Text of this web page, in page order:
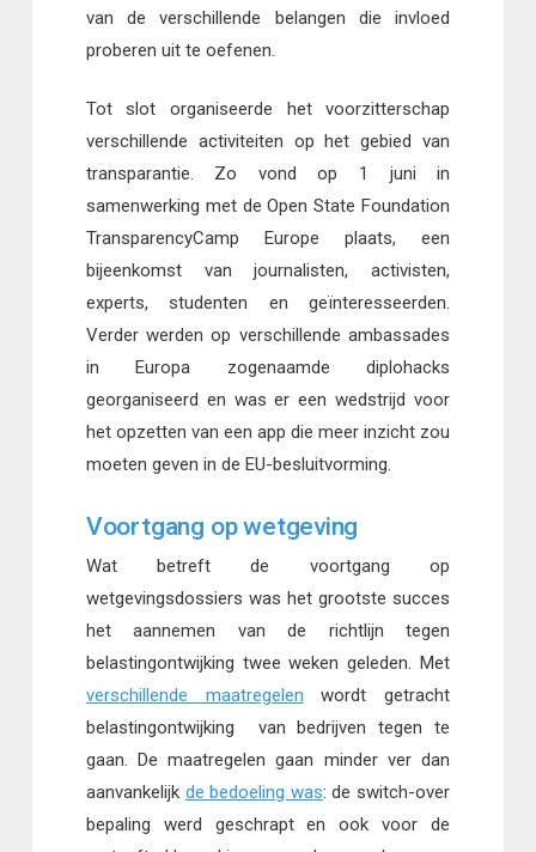
van de verschillende belangen die invloed
proberen uit te oefenen.
Tot slot organiseerde het voorzitterschap
verschillende activiteiten op het gebied van
transparantie. Zo vond op 1 juni in
samenwerking met de Open State Foundation
TransparencyCamp Europe plaats, een
bijeenkomst van journalisten, activisten,
experts, studenten en geïnteresseerden.
Verder werden op verschillende ambassades
in Europa zogenaamde diplohacks
georganiseerd en was er een wedstrijd voor
het opzetten van een app die meer inzicht zou
moeten geven in de EU-besluitvorming.
Voortgang op wetgeving
Wat betreft de voortgang op
wetgevingsdossiers was het grootste succes
het aannemen van de richtlijn tegen
belastingontwijking twee weken geleden. Met
verschillende maatregelen wordt getracht
belastingontwijking van bedrijven tegen te
gaan. De maatregelen gaan minder ver dan
aanvankelijk de bedoeling was: de switch-over
bepaling werd geschrapt en ook voor de